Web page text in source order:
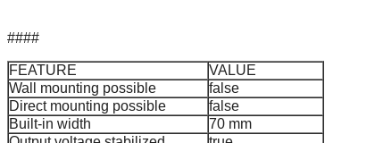
####
FEATURE
VALUE
Wall mounting possible
false
Direct mounting possible
false
Built-in width
70 mm